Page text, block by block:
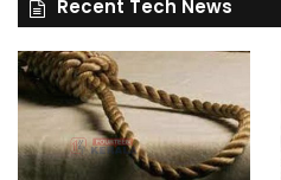
Recent Tech News